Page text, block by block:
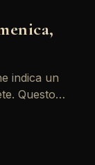
Questo è